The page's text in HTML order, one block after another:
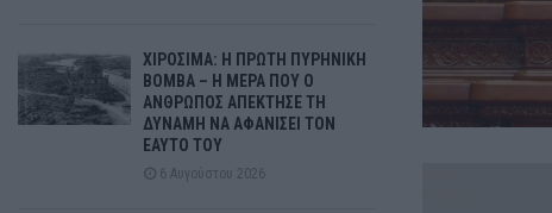
ΧΙΡΟΣΙΜΑ: Η ΠΡΩΤΗ ΠΥΡΗΝΙΚΗ
ΒΟΜΒΑ – Η ΜΕΡΑ ΠΟΥ Ο
ΑΝΘΡΩΠΟΣ ΑΠΕΚΤΗΣΕ ΤΗ
ΔΥΝΑΜΗ ΝΑ ΑΦΑΝΙΣΕΙ ΤΟΝ
ΕΑΥΤΟ ΤΟΥ
6 Αυγούστου 2026